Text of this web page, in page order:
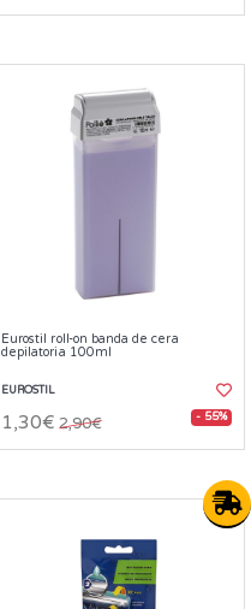
Eurostil roll-on banda de cera
depilatoria 100ml
EUROSTIL
1,30€ 2,90€ - 55%